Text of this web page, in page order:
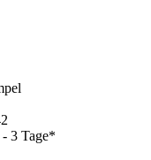
- 3 Tage*